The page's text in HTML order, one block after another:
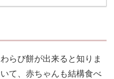
らび餅が出来ると知りま
て、赤ちゃんも結構食べ